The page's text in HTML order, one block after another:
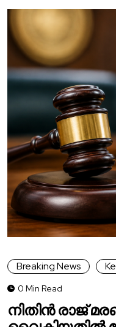
Breaking News
0 Min Read
നിതിൻ രാജ്